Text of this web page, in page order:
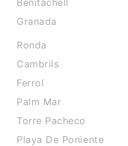
Benitachell
Granada
Ronda
Cambrils
Ferrol
Palm Mar
Torre Pacheco
Playa De Poniente